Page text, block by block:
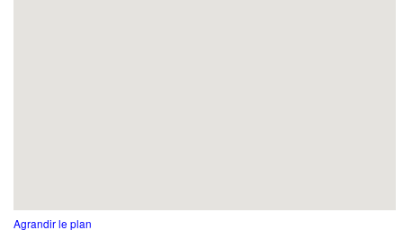
Agrandir le plan